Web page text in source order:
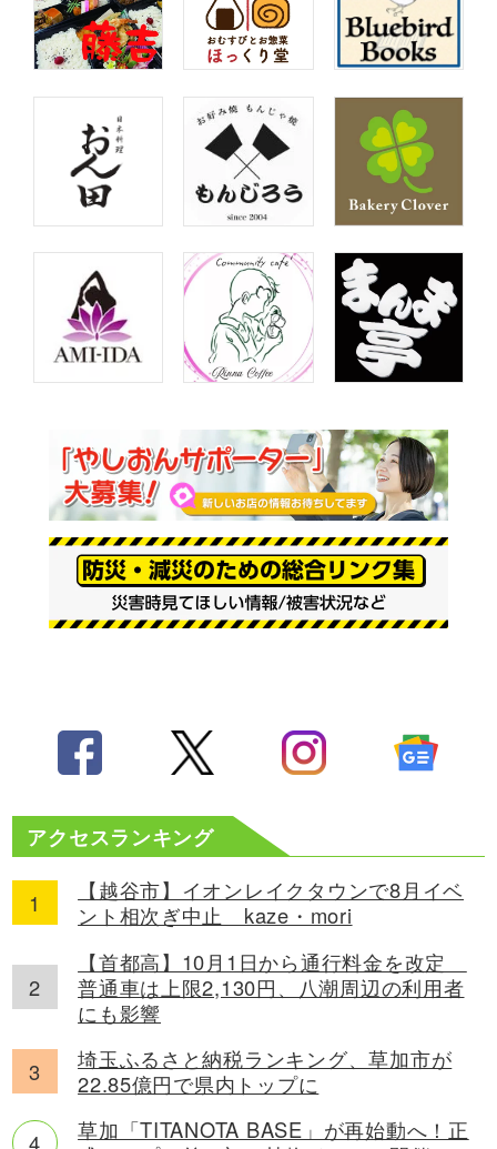
アクセスランキング
【越谷市】イオンレイクタウンで8月イベ
ント相次ぎ中止 kaze・mori
【首都高】10月1日から通行料金を改定
普通車は上限2,130円、八潮周辺の利用者
にも影響
埼玉ふるさと納税ランキング、草加市が
22.85億円で県内トップに
草加「TITANOTA BASE」が再始動へ！正